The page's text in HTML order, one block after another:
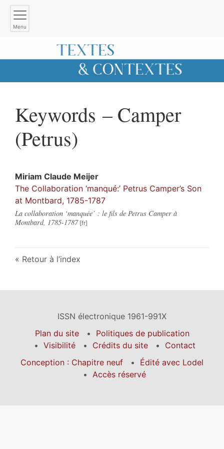
Menu
Keywords – Camper
(Petrus)
Miriam Claude Meijer
The Collaboration ‘manqué:’ Petrus Camper’s Son
at Montbard, 1785-1787
La collaboration ‘manquée’ : le fils de Petrus Camper à
Montbard, 1785-1787
Retour à l’index
ISSN électronique 1961-991X
Plan du site
Politiques de publication
Visibilité
Crédits du site
Contact
Conception : Chapitre neuf
Édité avec Lodel
Accès réservé